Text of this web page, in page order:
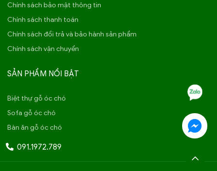
Chính sách bảo mật thông tin
Chính sách thanh toán
Chính sách đổi trả và bảo hành sản phẩm
Chính sách vận chuyển
SẢN PHẨM NỔI BẬT
Biệt thự gỗ óc chó
Sofa gỗ óc chó
Bàn ăn gỗ óc chó
Giường gỗ óc chó
091.1972.789